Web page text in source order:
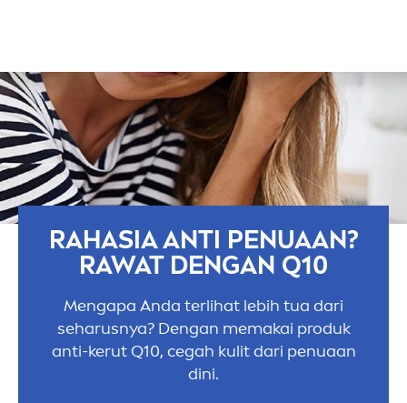
RAHASIA ANTI PENUAAN?
RAWAT DENGAN Q10
Mengapa Anda terlihat lebih tua dari
seharusnya? Dengan memakai produk
anti-kerut Q10, cegah kulit dari penuaan
dini.